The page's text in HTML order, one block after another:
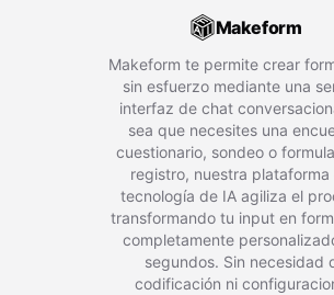
Makeform
Makeform te permite crear
sin esfuerzo mediante una
interfaz de chat
sea que necesites una
cuestionario, sondeo o
registro, nuestra plataforma
tecnología de IA agiliza el
transformando tu input en
completamente
segundos. Sin necesidad
codificación ni